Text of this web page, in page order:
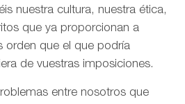
nuestra cultura, nuestra ética,
que ya proporcionan a
orden que el que podría
de vuestras imposiciones.
entre nosotros que